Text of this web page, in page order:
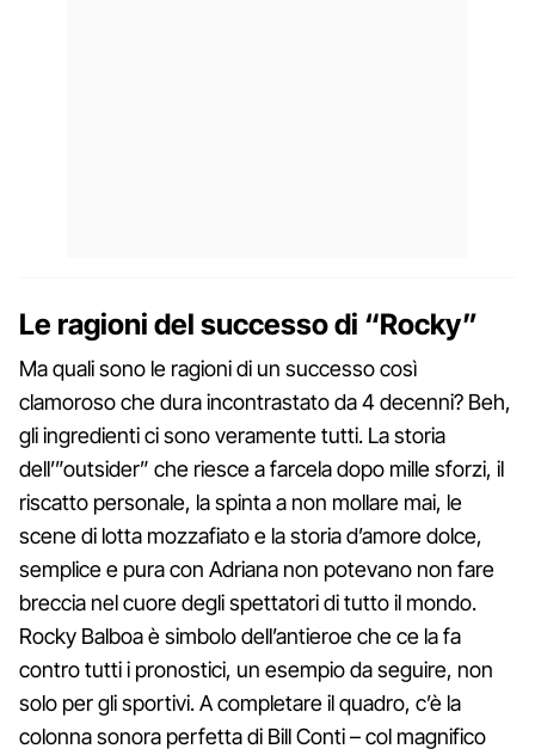
Le ragioni del successo di “Rocky”
Ma quali sono le ragioni di un successo così
clamoroso che dura incontrastato da 4 decenni? Beh,
gli ingredienti ci sono veramente tutti. La storia
dell’”outsider” che riesce a farcela dopo mille sforzi, il
riscatto personale, la spinta a non mollare mai, le
scene di lotta mozzafiato e la storia d’amore dolce,
semplice e pura con Adriana non potevano non fare
breccia nel cuore degli spettatori di tutto il mondo.
Rocky Balboa è simbolo dell’antieroe che ce la fa
contro tutti i pronostici, un esempio da seguire, non
solo per gli sportivi. A completare il quadro, c’è la
colonna sonora perfetta di Bill Conti – col magnifico